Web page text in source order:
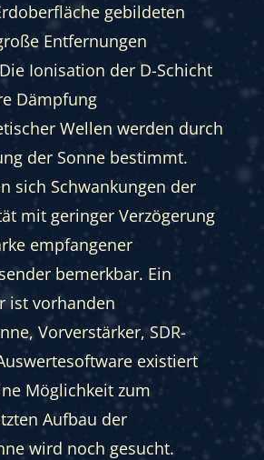
gebildeten
Entfernungen
Ionisation der D-Schicht
Dämpfung
Wellen werden durch
der Sonne bestimmt.
sich Schwankungen der
mit geringer Verzögerung
empfangener
bemerkbar. Ein
ist vorhanden
Vorverstärker, SDR-
existiert
Möglichkeit zum
Aufbau der
wird noch gesucht.